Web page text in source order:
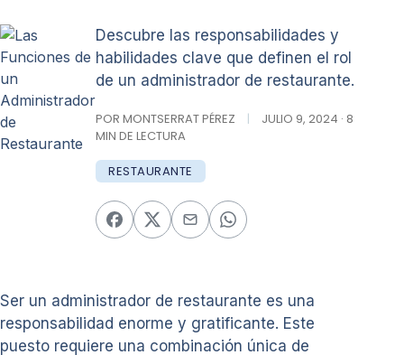
Descubre las responsabilidades y
habilidades clave que definen el rol
de un administrador de restaurante.
POR MONTSERRAT PÉREZ |
JULIO 9, 2024 · 8
MIN DE LECTURA
RESTAURANTE
Ser un administrador de restaurante es una
responsabilidad enorme y gratificante. Este
puesto requiere una combinación única de